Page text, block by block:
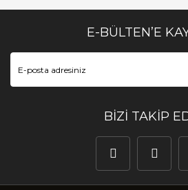
E-BÜLTEN’E
BİZİ TAKİP